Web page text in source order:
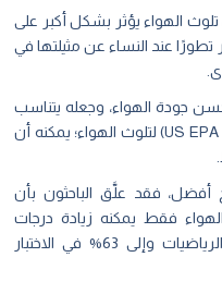
الهواء يؤثر بشكل أكبر على
تطورًا عند النساء عن مثيلتها في
جودة الهواء، وجعله يتناسب
US EPA) لتلوث الهواء؛ يمكنه أن
أفضل، فقد علَّق الباحثون بأن
فقط يمكنه زيادة درجات
شخص من 50% إلى 58% في اختبار الرياضيات وإلى 63% في الاختبار